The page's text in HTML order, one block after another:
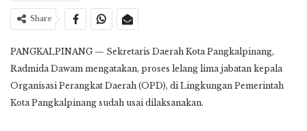
Share
PANGKALPINANG — Sekretaris Daerah Kota Pangkalpinang,
Radmida Dawam mengatakan, proses lelang lima jabatan kepala
Organisasi Perangkat Daerah (OPD), di Lingkungan Pemerintah
Kota Pangkalpinang sudah usai dilaksanakan.